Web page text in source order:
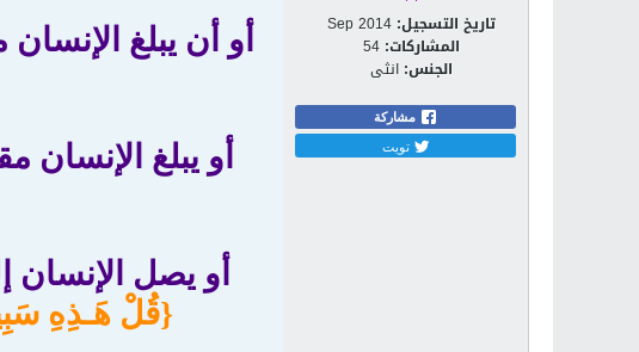
تاريخ التسجيل: Sep 2014
المشاركات: 54
الجنس: انثى
مشاركة
تويت
أو أن يبلغ
أو يبلغ الإنسان
أو يصل الإنسان
{قُلْ هَـذِهِ